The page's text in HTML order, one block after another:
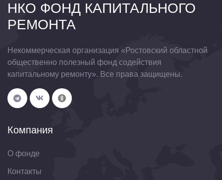
НКО ФОНД КАПИТАЛЬНОГО
РЕМОНТА
Некоммерческая организация «Ростовский областной
общественно полезный фонд содействия
капитальному ремонту». Все права защищены.
Компания
О фонде
Контакты